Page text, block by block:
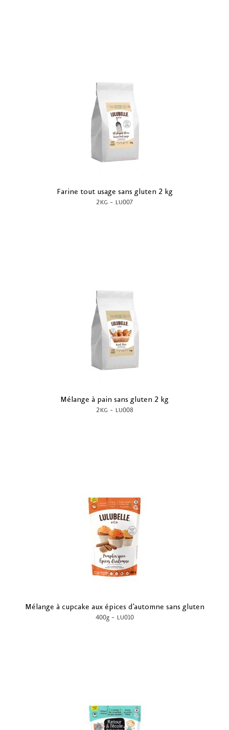
Farine tout usage sans gluten 2 kg
2KG - LU007
Mélange à pain sans gluten 2 kg
2KG - LU008
Mélange à cupcake aux épices d'automne sans gluten
400g- LU010